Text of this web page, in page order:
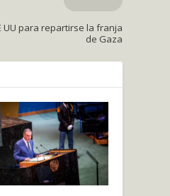
UU para repartirse la franja
de Gaza